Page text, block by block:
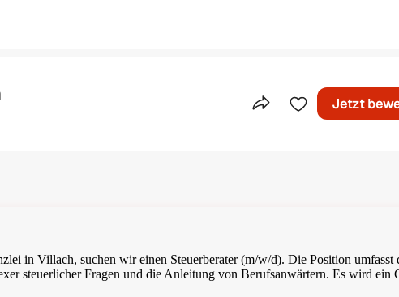
Teile dieses Inserat
Jetzt
in Villach, suchen wir einen Steuerberater (m/w/d). Die Position umfasst
steuerlicher Fragen und die Anleitung von Berufsanwärtern. Es wird ein